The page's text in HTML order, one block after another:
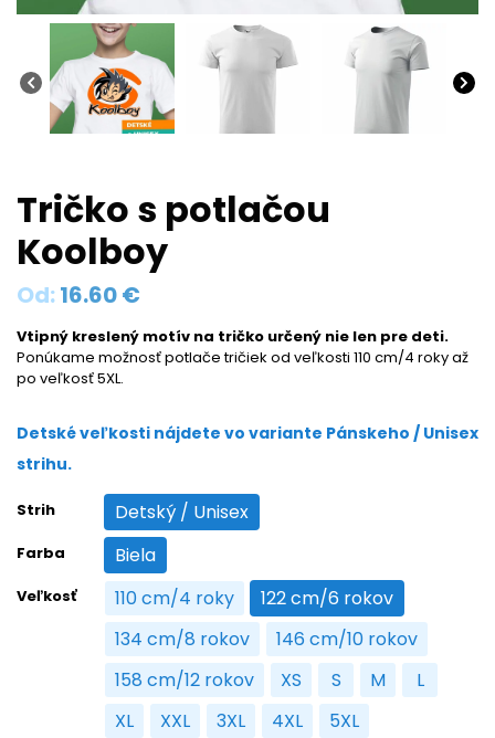
Tričko s potlačou
Koolboy
Od:16.60€
Vtipný kreslený motív na tričko určený nie len pre deti.
Ponúkame možnosť potlače tričiek od veľkosti 110 cm/4 roky až
po veľkosť 5XL.
Detské veľkosti nájdete vo variante Pánskeho / Unisex
strihu.
Strih Detský / Unisex
Detský / Unisex
Farba Biela
Biela
Veľkosť 110 cm/4 roky
110 cm/4 roky122 cm/6 rokov
122 cm/6 rokov
134 cm/8 rokov
134 cm/8 rokov146 cm/10 rokov
146 cm/10 rokov
158 cm/12 rokov
158 cm/12 rokov
XS
XS S
S M
M LL
XL
XL XXL
XXL 3XL
3XL 4XL
4XL 5XL
5XL